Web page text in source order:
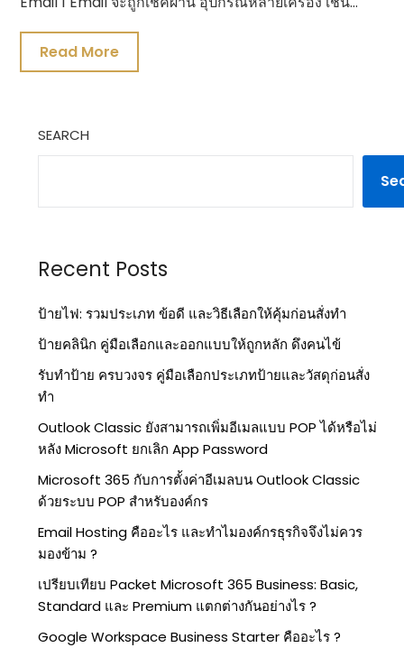
Read More
SEARCH
Recent Posts
ป้ายไฟ: รวมประเภท ข้อดี และวิธีเลือกให้คุ้มก่อนสั่งทำ
ป้ายคลินิก คู่มือเลือกและออกแบบให้ถูกหลัก ดึงคนไข้
รับทำป้าย ครบวงจร คู่มือเลือกประเภทป้ายและวัสดุก่อนสั่ง
ทำ
Outlook Classic ยังสามารถเพิ่มอีเมลแบบ POP ได้หรือไม่
หลัง Microsoft ยกเลิก App Password
Microsoft 365 กับการตั้งค่าอีเมลบน Outlook Classic
ด้วยระบบ POP สำหรับองค์กร
Email Hosting คืออะไร และทำไมองค์กรธุรกิจจึงไม่ควร
มองข้าม ?
เปรียบเทียบ Packet Microsoft 365 Business: Basic,
Standard และ Premium แตกต่างกันอย่างไร ?
Google Workspace Business Starter คืออะไร ?